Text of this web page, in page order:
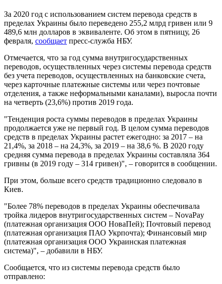
За 2020 год с использованием систем перевода средств в
пределах Украины было переведено 255,2 млрд гривен или 9
489,6 млн долларов в эквиваленте. Об этом в пятницу, 26
февраля, сообщает пресс-служба НБУ.
Отмечается, что за год сумма внутригосударственных
переводов, осуществленных через системы перевода средств
без учета переводов, осуществленных на банковские счета,
через карточные платежные системы или через почтовые
отделения, а также неформальными каналами), выросла почти
на четверть (23,6%) против 2019 года.
"Тенденция роста суммы переводов в пределах Украины
продолжается уже не первый год. В целом сумма переводов
средств в пределах Украины растет ежегодно: за 2017 – на
21,4%, за 2018 – на 24,3%, за 2019 – на 38,6 %. В 2020 году
средняя сумма перевода в пределах Украины составляла 364
гривны (в 2019 году – 314 гривен)", – говорится в сообщении.
При этом, больше всего средств традиционно следовало в
Киев.
"Более 78% переводов в пределах Украины обеспечивала
тройка лидеров внутригосударственных систем – NovaPay
(платежная организация ООО НоваПей); Почтовый перевод
(платежная организация ПАО Укрпочта); Финансовый мир
(платежная организация ООО Украинская платежная
система)", – добавили в НБУ.
Сообщается, что из системы перевода средств было
отправлено: